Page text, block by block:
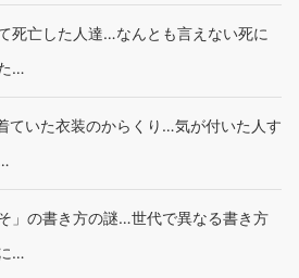
死亡した人達…なんとも言えない死に
…
ていた衣装のからくり…気が付いた人す
」の書き方の謎…世代で異なる書き方
…